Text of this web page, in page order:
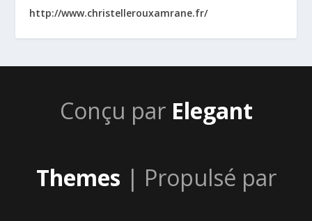
http://www.christellerouxamrane.fr/
Conçu par Elegant
Themes | Propulsé par